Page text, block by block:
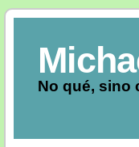
No qué, sino